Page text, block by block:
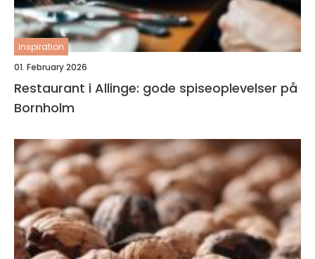
inspiration
01. February 2026
Restaurant i Allinge: gode spiseoplevelser på
Bornholm